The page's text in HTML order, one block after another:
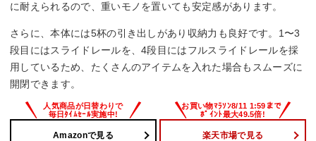
に耐えられるので、重いモノを置いても安定感があります。
さらに、本体には5杯の引き出しがあり収納力も良好です。1〜3
段目にはスライドレールを、4段目にはフルスライドレールを採
用しているため、たくさんのアイテムを入れた場合もスムーズに
開閉できます。
Amazonで見る 楽天市場で見る